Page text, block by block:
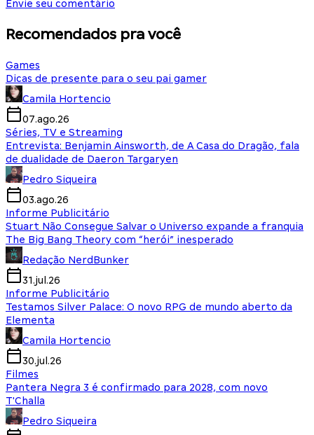
Envie seu comentário
Recomendados pra você
Games
Dicas de presente para o seu pai gamer
Camila Hortencio
07.ago.26
Séries, TV e Streaming
Entrevista: Benjamin Ainsworth, de A Casa do Dragão, fala
de dualidade de Daeron Targaryen
Pedro Siqueira
03.ago.26
Informe Publicitário
Stuart Não Consegue Salvar o Universo expande a franquia
The Big Bang Theory com “herói” inesperado
Redação NerdBunker
31.jul.26
Informe Publicitário
Testamos Silver Palace: O novo RPG de mundo aberto da
Elementa
Camila Hortencio
30.jul.26
Filmes
Pantera Negra 3 é confirmado para 2028, com novo
T'Challa
Pedro Siqueira